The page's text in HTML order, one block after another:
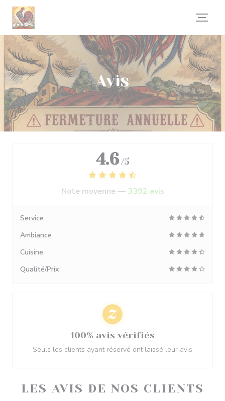
Personnalisation de vos choix en matière de cookies
Avis
LES AVIS DE NOS CLIENTS
4.6 /5
Note moyenne — 3392 avis
Service
Ambiance
Cuisine
Qualité/Prix
100% avis vérifiés
Seuls les clients ayant réservé ont laissé leur avis